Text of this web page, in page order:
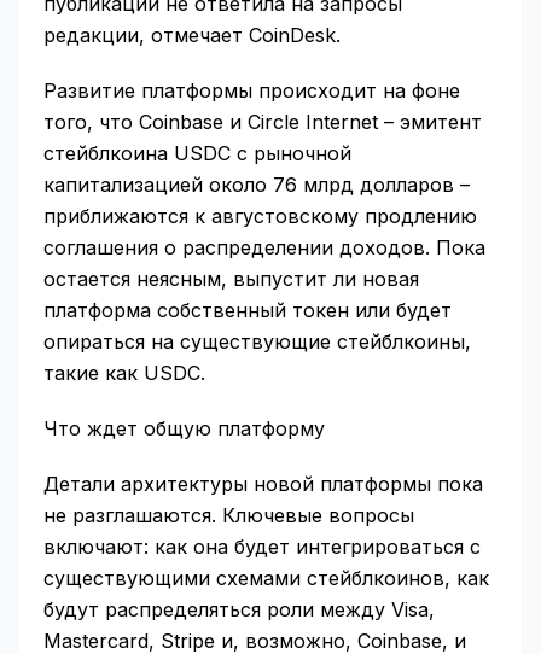
редакции, отмечает CoinDesk.
Развитие платформы происходит на фоне
того, что Coinbase и Circle Internet – эмитент
стейблкоина USDC с рыночной
капитализацией около 76 млрд долларов –
приближаются к августовскому продлению
соглашения о распределении доходов. Пока
остается неясным, выпустит ли новая
платформа собственный токен или будет
опираться на существующие стейблкоины,
такие как USDC.
Что ждет общую платформу
Детали архитектуры новой платформы пока
не разглашаются. Ключевые вопросы
включают: как она будет интегрироваться с
существующими схемами стейблкоинов, как
будут распределяться роли между Visa,
Mastercard, Stripe и, возможно, Coinbase, и